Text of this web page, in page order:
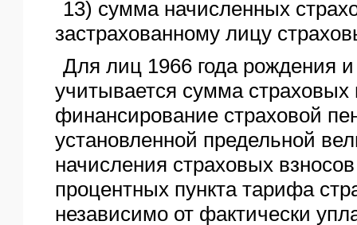
13) сумма начисленных
застрахованному лицу
Для лиц 1966 года рождения
учитывается сумма страховых
финансирование страховой
установленной предельной
начисления страховых
процентных пункта тарифа
независимо от фактически